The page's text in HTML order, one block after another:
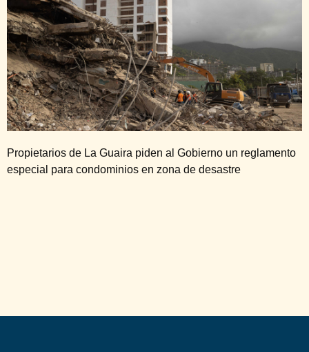
Propietarios de La Guaira piden al Gobierno un reglamento
especial para condominios en zona de desastre